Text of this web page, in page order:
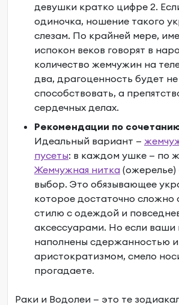
девушки кратко цифре 2.
одиночка, ношение такого
слезам. По крайней мере,
испокон веков говорят в
количество жемчужин на
два, драгоценность будет не
способствовать, а
сердечных делах.
Рекомендации по
Идеальный вариант —
пусеты: в каждом ушке — по
Жемчужная нитка (ожерелье)
выбор. Это обязывающее
которое достаточно сложно
стилю с одеждой и
аксессуарами. Но если ваши
наполнены сдержанностью и
аристократизмом, смело
прогадаете.
Раки и Водолеи — это те